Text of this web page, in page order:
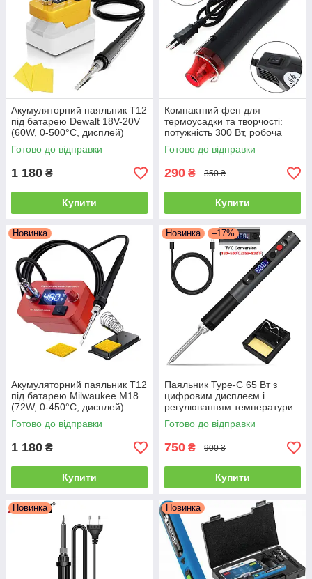
Акумуляторний паяльник T12
під батарею Dewalt 18V-20V
(60W, 0-500°C, дисплей)
Готово до відправки
1 180 ₴
Купити
Компактний фен для
термоусадки та творчості:
потужність 300 Вт, робоча
температура 200°C
Готово до відправки
290 ₴ 350 ₴
Купити
Новинка
Акумуляторний паяльник T12
під батарею Milwaukee M18
(72W, 0-450°C, дисплей)
Готово до відправки
1 180 ₴
Купити
Новинка –17%
Паяльник Type-C 65 Вт з
цифровим дисплеєм і
регулюванням температури
180–500°C
Готово до відправки
750 ₴ 900 ₴
Купити
Новинка Новинка